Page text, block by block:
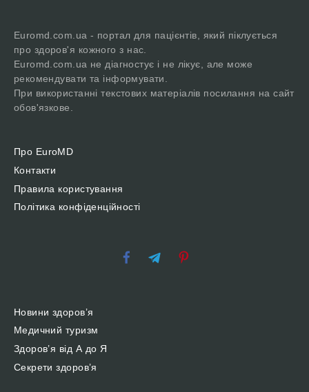
Euromd.com.ua - портал для пацієнтів, який піклується
про здоров'я кожного з нас.
Euromd.com.ua не діагностує і не лікує, але може
рекомендувати та інформувати.
При використанні текстових матеріалів посилання на сайт
обов'язкове.
Про EuroMD
Контакти
Правила користування
Політика конфіденційності
Новини здоров’я
Медичний туризм
Здоров’я від А до Я
Секрети здоров’я